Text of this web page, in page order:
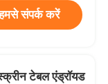
संपर्क करें
टेबल एंड्रॉयड